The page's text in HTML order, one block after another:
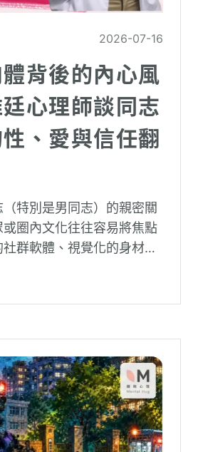
2026-07-16
背後的內心風
心理師談同志
、愛與信任翻
特別是男同志）的親密關
圈內文化往往容易將焦點
群軟體、視覺化的身材資
。